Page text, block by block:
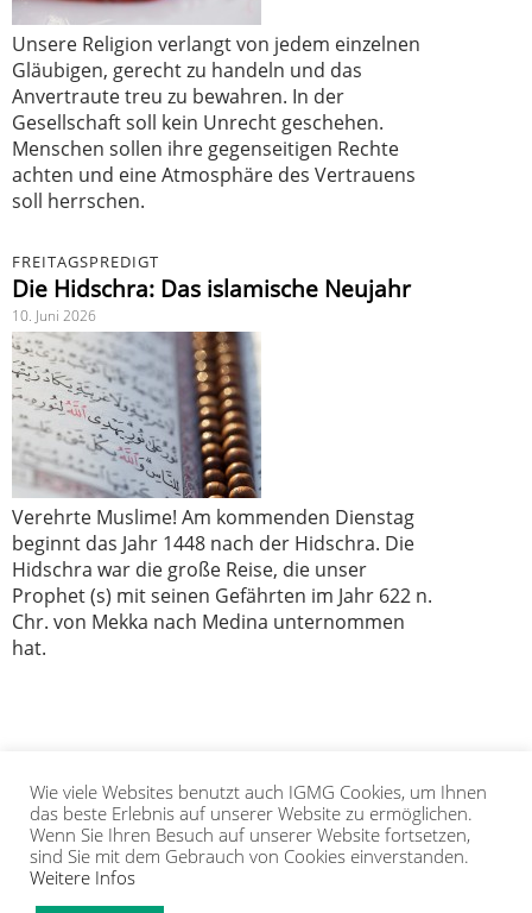
Unsere Religion verlangt von jedem einzelnen
Gläubigen, gerecht zu handeln und das
Anvertraute treu zu bewahren. In der
Gesellschaft soll kein Unrecht geschehen.
Menschen sollen ihre gegenseitigen Rechte
achten und eine Atmosphäre des Vertrauens
soll herrschen.
FREITAGSPREDIGT
Die Hidschra: Das islamische Neujahr
10. Juni 2026
Verehrte Muslime! Am kommenden Dienstag
beginnt das Jahr 1448 nach der Hidschra. Die
Hidschra war die große Reise, die unser
Prophet (s) mit seinen Gefährten im Jahr 622 n.
Chr. von Mekka nach Medina unternommen
hat.
1 2 3 › »
IGMG PRESSE
MITGLIEDSCHAFT
Wie viele Websites benutzt auch IGMG Cookies, um Ihnen
das beste Erlebnis auf unserer Website zu ermöglichen.
Wenn Sie Ihren Besuch auf unserer Website fortsetzen,
sind Sie mit dem Gebrauch von Cookies einverstanden.
Weitere Infos